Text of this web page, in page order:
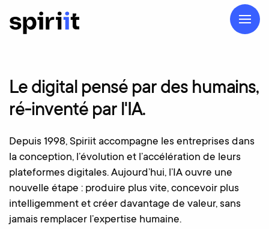
Le digital pensé par des humains,
ré-inventé par l'IA.
Depuis 1998, Spiriit accompagne les entreprises dans
la conception, l’évolution et l’accélération de leurs
plateformes digitales. Aujourd’hui, l’IA ouvre une
nouvelle étape : produire plus vite, concevoir plus
intelligemment et créer davantage de valeur, sans
jamais remplacer l’expertise humaine.